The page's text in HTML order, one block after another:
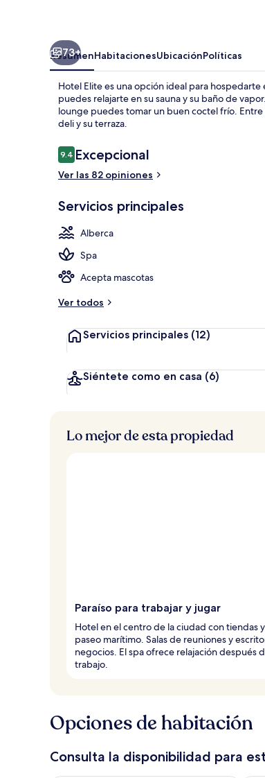
73+
ResumenHabitacionesUbicaciónPolíticas
Hotel Elite es una opción ideal para
puedes relajarte en su sauna y su baño de
lounge puedes tomar un buen coctel frío. Entre
deli y su terraza.
Opiniones
9.49.4 de 10,
Excepcional
Ver las 82 opiniones
Servicios principales
Alberca
Spa
Acepta mascotas
Ver todos
Servicios principales (12)
Siéntete como en casa (6)
Lo mejor de esta propiedad
Paraíso para trabajar y jugar
Hotel en el centro de la ciudad con tiendas
paseo marítimo. Salas de reuniones y
negocios. El spa ofrece relajación después
trabajo.
Opciones de habitación
Consulta la disponibilidad para